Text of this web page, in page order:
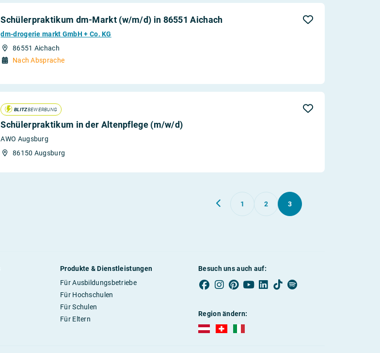
Schülerpraktikum dm-Markt (w/m/d) in 86551 Aichach
dm-drogerie markt GmbH + Co. KG
86551 Aichach
Nach Absprache
BLITZBEWERBUNG
Schülerpraktikum in der Altenpflege (m/w/d)
AWO Augsburg
86150 Augsburg
1 2 3
Produkte & Dienstleistungen
Für Ausbildungsbetriebe
Für Hochschulen
Für Schulen
Für Eltern
Besuch uns auch auf:
Region ändern:
AUBI-plus Österreich (deutsch)